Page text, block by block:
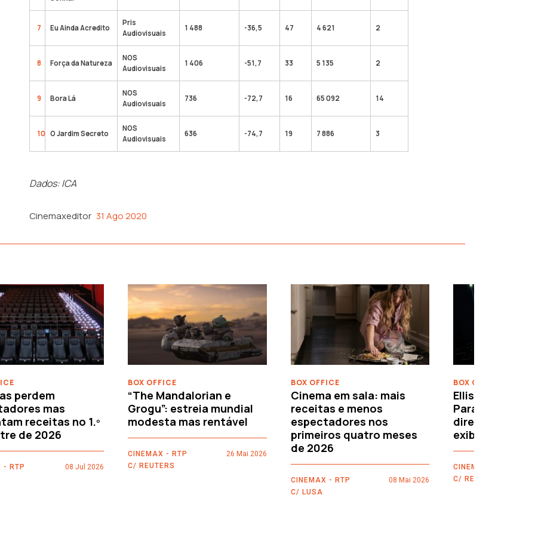
7 Eu Ainda Acredito
Pris
Audiovisuais
1 488 -36,5 47 4 621 2
8 Força da Natureza
NOS
Audiovisuais
1 406 -51,7 33 5 135 2
9 Bora Lá
NOS
Audiovisuais
736 -72,7 16 65 092 14
10 O Jardim Secreto
NOS
Audiovisuais
636 -74,7 19 7 886 3
Dados: ICA
Cinemaxeditor 31 Ago 2020
perdem
mas
receitas no 1.º
de 2026
- RTP
08 Jul 2026
BOX OFFICE
“The Mandalorian e
Grogu”: estreia mundial
modesta mas rentável
CINEMAX - RTP
C/ REUTERS
26 Mai 2026
BOX OFFICE
Cinema em sala: mais
receitas e menos
espectadores nos
primeiros quatro meses
de 2026
CINEMAX - RTP
C/ LUSA
08 Mai 2026
BOX OFFICE
Ellison leva o
directamente
exibidores
CINEMAX - RTP
C/ REUTERS